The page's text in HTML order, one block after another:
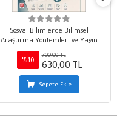
Sosyal Bilimlerde Bilimsel
Araştırma Yöntemleri ve Yayın
Etiği / Mehmet Marangoz
%10
700,00 TL
630,00 TL
Sepete Ekle